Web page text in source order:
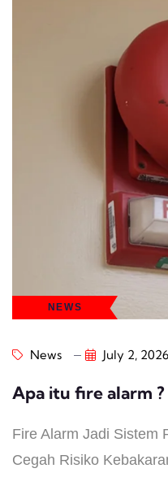
NEWS
News July 2, 2026
Apa itu fire alarm ?
Fire Alarm Jadi Sistem
Cegah Risiko